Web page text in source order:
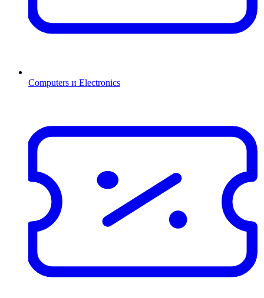
Computers и Electronics